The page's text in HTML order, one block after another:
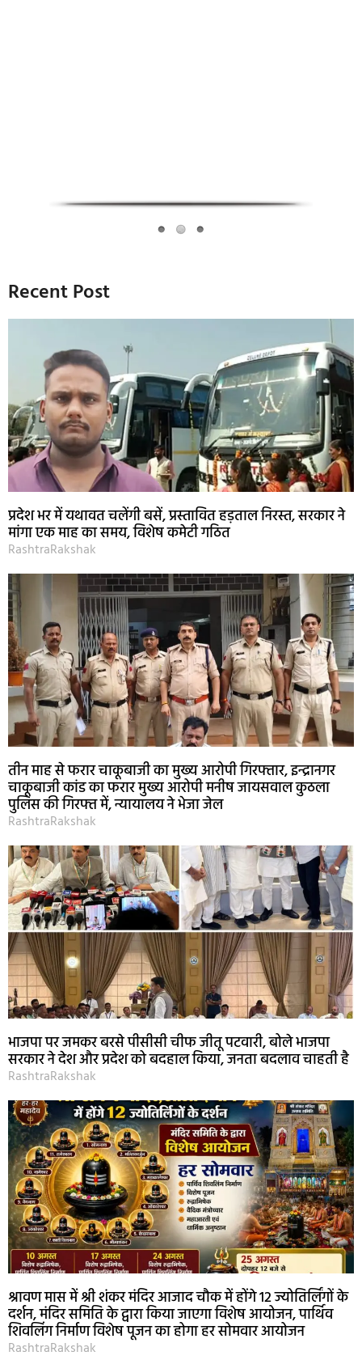
Recent Post
प्रदेश भर में यथावत चलेंगी बसें, प्रस्तावित हड़ताल निरस्त, सरकार ने
मांगा एक माह का समय, विशेष कमेटी गठित
RashtraRakshak
तीन माह से फरार चाकूबाजी का मुख्य आरोपी गिरफ्तार, इन्द्रानगर
चाकूबाजी कांड का फरार मुख्य आरोपी मनीष जायसवाल कुठला
पुलिस की गिरफ्त में, न्यायालय ने भेजा जेल
RashtraRakshak
भाजपा पर जमकर बरसे पीसीसी चीफ जीतू पटवारी, बोले भाजपा
सरकार ने देश और प्रदेश को बदहाल किया, जनता बदलाव चाहती है
RashtraRakshak
श्रावण मास में श्री शंकर मंदिर आजाद चौक में होंगे 12 ज्योतिर्लिंगों के
दर्शन, मंदिर समिति के द्वारा किया जाएगा विशेष आयोजन, पार्थिव
शिवलिंग निर्माण विशेष पूजन का होगा हर सोमवार आयोजन
RashtraRakshak